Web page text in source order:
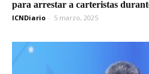
para arrestar a carteristas
ICNDiario - 5 marzo, 2025